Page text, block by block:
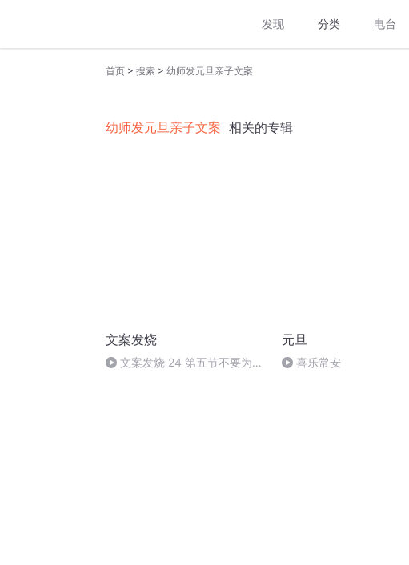
发现 分类 电台
首页 > 搜索 > 幼师发元旦亲子文案
幼师发元旦亲子文案 相关的专辑
文案发烧
文案发烧 24 第五节不要为广
元旦
喜乐常安